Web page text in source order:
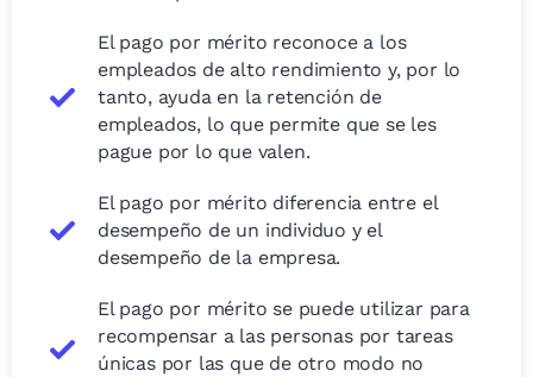
El pago por mérito reconoce a los
empleados de alto rendimiento y, por lo
tanto, ayuda en la retención de
empleados, lo que permite que se les
pague por lo que valen.
El pago por mérito diferencia entre el
desempeño de un individuo y el
desempeño de la empresa.
El pago por mérito se puede utilizar para
recompensar a las personas por tareas
únicas por las que de otro modo no